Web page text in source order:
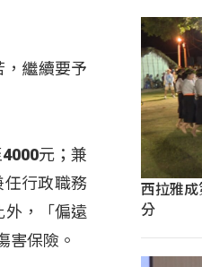
繼續要予
元；兼
行政職務
外，「偏遠
害保險。
西拉雅
分